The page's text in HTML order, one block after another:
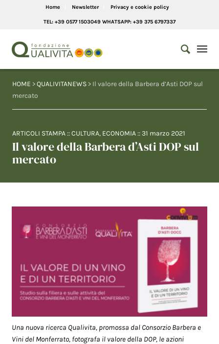
Home Newsletter Privacy e cookie policy
TEL: +39 0577 1503049 WHATSAPP: +39 375 6797337
HOME >QUALIVITANEWS > Il valore della Barbera d’Asti DOP sul
mercato
ARTICOLI STAMPA ::CULTURA, ECONOMIA ::31 marzo 2021
Il valore della Barbera d’Asti DOP sul
mercato
Una nuova ricerca Qualivita, promossa dal Consorzio Barbera e
Vini del Monferrato, fotografa il valore della DOP, le azioni